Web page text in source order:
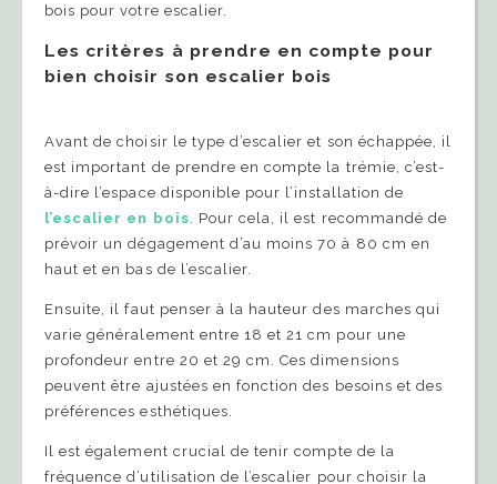
bois pour votre escalier.
Les critères à prendre en compte pour
bien choisir son escalier bois
Avant de choisir le type d’escalier et son échappée, il
est important de prendre en compte la trémie, c’est-
à-dire l’espace disponible pour l’installation de
l’escalier en bois . Pour cela, il est recommandé de
prévoir un dégagement d’au moins 70 à 80 cm en
haut et en bas de l’escalier.
Ensuite, il faut penser à la hauteur des marches qui
varie généralement entre 18 et 21 cm pour une
profondeur entre 20 et 29 cm. Ces dimensions
peuvent être ajustées en fonction des besoins et des
préférences esthétiques.
Il est également crucial de tenir compte de la
fréquence d’utilisation de l’escalier pour choisir la